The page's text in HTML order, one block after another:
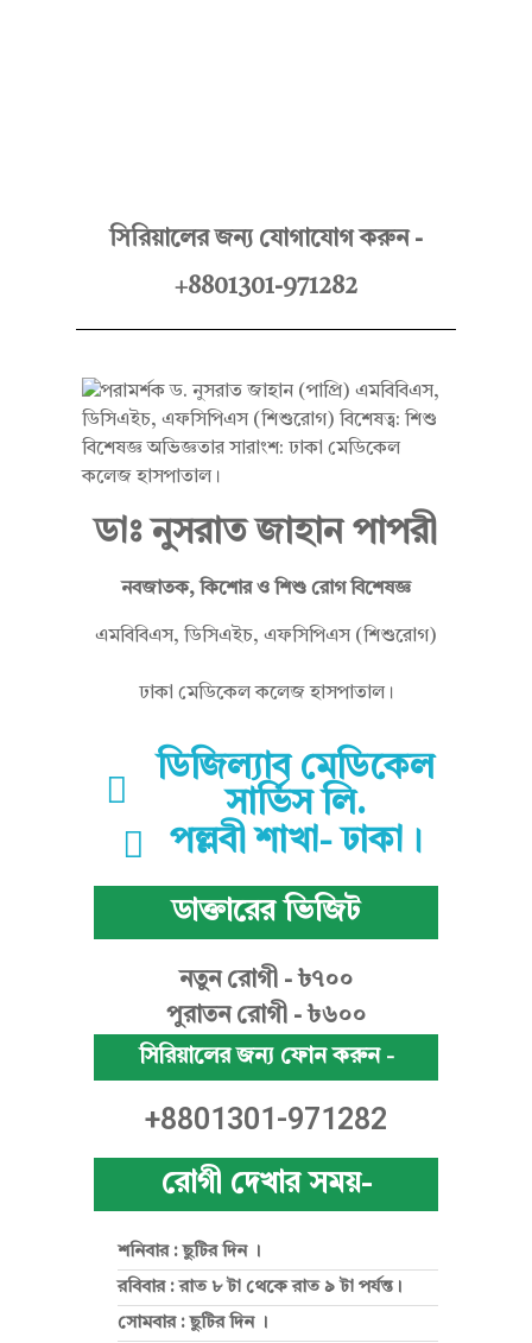
ডাঃ
নু
স
রা
ত
হা
ন
প
রী
সিরিয়ালের জন্য যোগাযোগ করুন -
+8801301-971282
ডাঃ নুসরাত জাহান পাপরী
নবজাতক, কিশোর ও শিশু রোগ বিশেষজ্ঞ
এমবিবিএস, ডিসিএইচ, এফসিপিএস (শিশুরোগ)
ঢাকা মেডিকেল কলেজ হাসপাতাল।
ডিজিল্যাব মেডিকেল
সার্ভিস লি.
পল্লবী শাখা- ঢাকা।
ডাক্তারের ভিজিট
নতুন রোগী - ৳৭০০
পুরাতন রোগী - ৳৬০০
সিরিয়ালের জন্য ফোন করুন -
+8801301-971282
রোগী দেখার সময়-
শনিবার : ছুটির দিন ।
রবিবার : রাত ৮ টা থেকে রাত ৯ টা পর্যন্ত।
সোমবার : ছুটির দিন ।